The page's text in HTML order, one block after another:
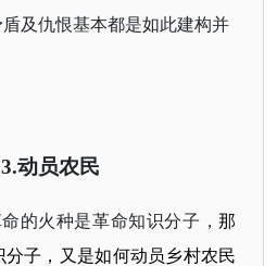
及仇恨基本都是如此建构并
3.动员农民
的火种是革命知识分子，那
子，又是如何动员乡村农民